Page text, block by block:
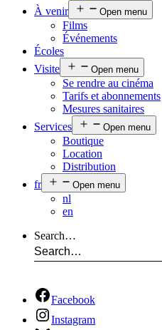
À venir
Open menu
Films
Événements
Écoles
Visite
Open menu
Se rendre au cinéma
Tarifs et abonnements
Mesures sanitaires
Services
Open menu
Boutique
Location
Distribution
fr
Open menu
nl
en
Search…
Facebook
Instagram